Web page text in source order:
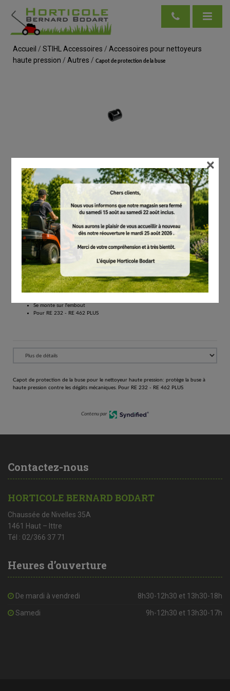
Accueil / STIHL Accessoires / Accessoires pour nettoyeurs
haute pression / Autres / Capot de protection de la buse
STIHL
Capot de protection de la buse
# 49005020900
Autres
1.00
Tous les prix comprennent la TVA de 21%.
Réserver
Capot de protection de la buse
Se monte sur l'embout
Pour RE 232 - RE 462 PLUS
Capot de protection de la buse pour le nettoyeur haute pression: protège la buse à
haute pression contre les dégâts mécaniques. Pour RE 232 - RE 462 PLUS
Contenu par
Contactez-nous
HORTICOLE BERNARD BODART
Chaussée de Nivelles 35A
1461 Haut – Ittre
Tél : 02/366 37 71
Heures d’ouverture
De mardi à vendredi 8h30-12h30 et 13h30-18h
Samedi 9h-12h30 et 13h30-17h
×